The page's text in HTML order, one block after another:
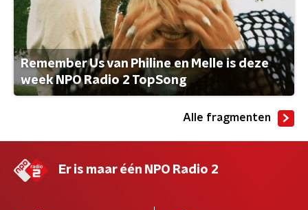
Remember Us van Philine en Melle is deze
week NPO Radio 2 TopSong
Alle fragmenten
Er is maar één NPO Radio 2